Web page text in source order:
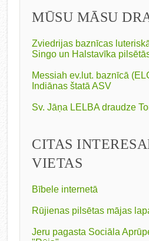
MŪSU MĀSU
Zviedrijas baznīcas
Singo un Halstavīka
Messiah ev.lut. baznīcā
Indiānas štatā ASV
Sv. Jāņa LELBA draudze
CITAS
VIETAS
Bībele internetā
Rūjienas pilsētas mājas
Jeru pagasta Sociāla